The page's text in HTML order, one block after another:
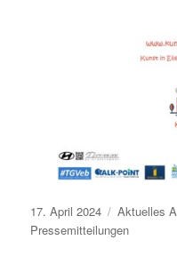
Veröffentlicht
am
17. April 2024 Aktuelles
Pressemitteilungen